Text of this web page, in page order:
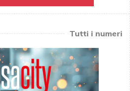
Tutti i numeri